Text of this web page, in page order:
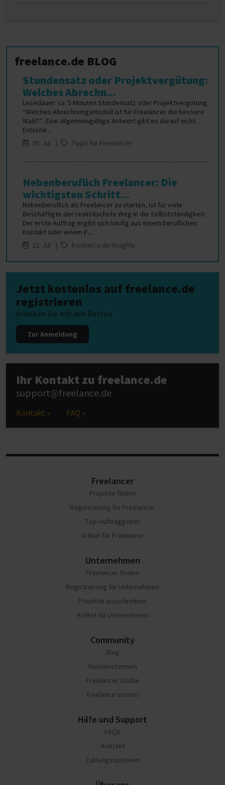
freelance.de BLOG
Stundensatz oder Projektvergütung:
Welches Abrechn...
Lesedauer: ca. 5 Minuten Stundensatz oder Projektvergütung:
“Welches Abrechnungsmodell ist für Freelancer die bessere
Wahl?”. Eine allgemeingültige Antwort gibt es darauf nicht.
Entsche...
30. Jul |
Tipps für Freelancer
Nebenberuflich Freelancer: Die
wichtigsten Schritt...
Nebenberuflich als Freelancer zu starten, ist für viele
Beschäftigte der realistischste Weg in die Selbstständigkeit.
Der erste Auftrag ergibt sich häufig aus einem beruflichen
Kontakt oder einem P...
22. Jul |
freelance.de Insights
Jetzt kostenlos auf freelance.de
registrieren
Arbeiten Sie mit den Besten
Zur Anmeldung
Ihr Kontakt zu freelance.de
support@freelance.de
Kontakt » FAQ »
Freelancer
Projekte finden
Registrierung für Freelancer
Top-Auftraggeber
Artikel für Freelancer
Unternehmen
Freelancer finden
Registrierung für Unternehmen
Projekte ausschreiben
Artikel für Unternehmen
Community
Blog
Kundenstimmen
Freelancer Studie
freelance summit
Hilfe und Support
FAQs
Kontakt
Zahlungsoptionen